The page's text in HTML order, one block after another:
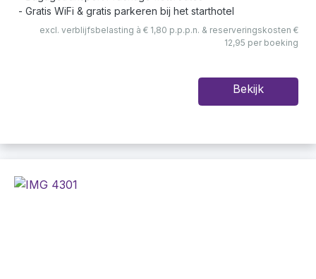
Gratis WiFi & gratis parkeren bij het starthotel
excl. verblijfsbelasting à € 1,80 p.p.p.n. & reserveringskosten €
12,95 per boeking
Bekijk